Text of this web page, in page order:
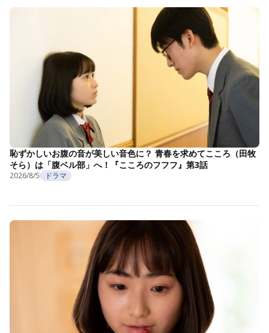
恥ずかしいお腹の音が美しい音色に？ 青春を求めてこころ（田牧
そら）は「腹ベル部」へ！『こころのフフフ』第3話
2026/8/5 ドラマ